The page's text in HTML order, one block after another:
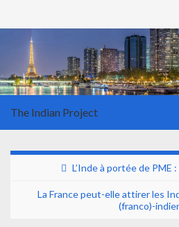
The Indian Project
L’Inde à portée de PME :
La France peut-elle attirer les
(franco)-